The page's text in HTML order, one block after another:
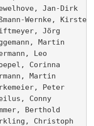
Jan-Dirk
Wernke,
Jörg
Martin
Leo
Corinna
Martin
Peter
Conny
Berthold
Christoph